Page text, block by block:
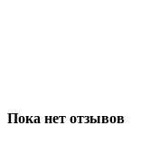
Пока нет отзывов